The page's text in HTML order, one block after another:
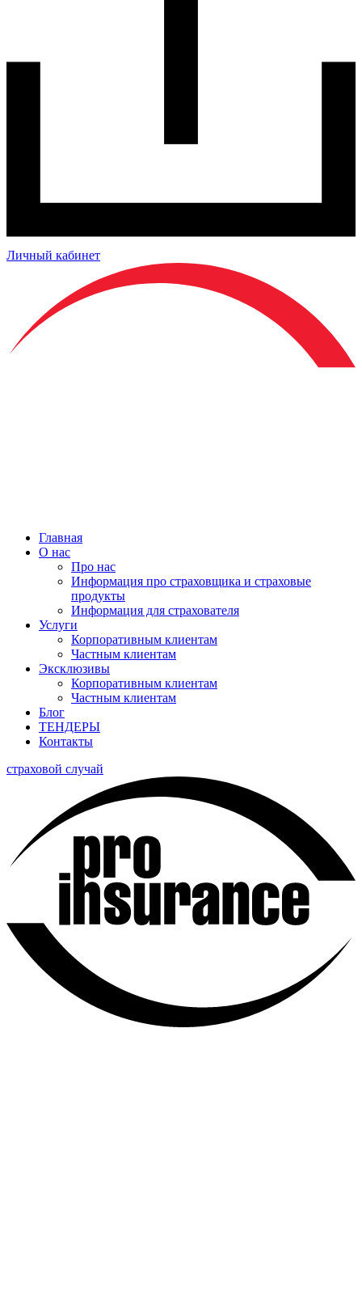
Личный кабинет
Главная
О нас
Про нас
Информация про страховщика и страховые
продукты
Информация для страхователя
Услуги
Корпоративным клиентам
Частным клиентам
Эксклюзивы
Корпоративным клиентам
Частным клиентам
Блог
ТЕНДЕРЫ
Контакты
страховой случай